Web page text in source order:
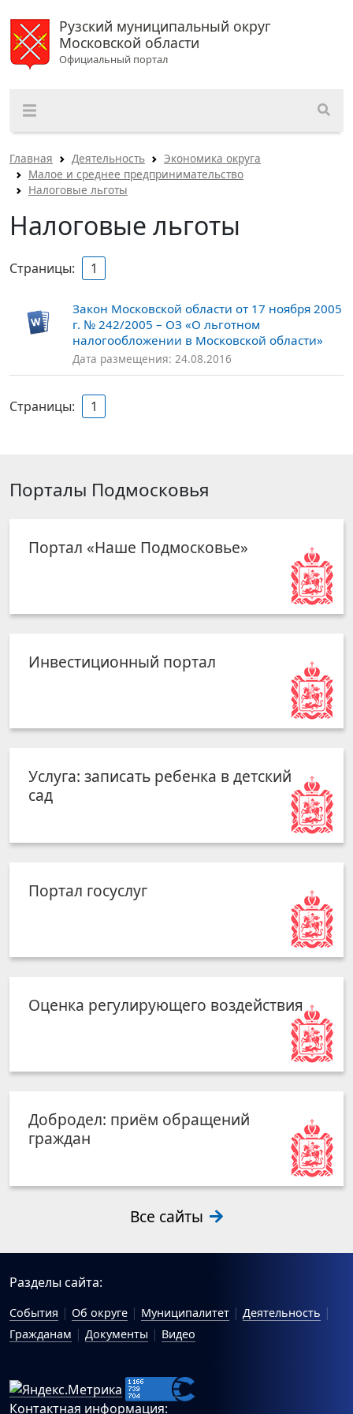
Рузский муниципальный округ
Московской области
Официальный портал
Главная Деятельность
Экономика округа
Малое и среднее предпринимательство
Налоговые льготы
Налоговые льготы
Страницы: 1
Закон Московской области от 17 ноября 2005
г. № 242/2005 – ОЗ «О льготном
налогообложении в Московской области»
Дата размещения: 24.08.2016
Страницы: 1
Порталы Подмосковья
Портал «Наше Подмосковье»
Инвестиционный портал
Услуга: записать ребенка в детский
сад
Портал госуслуг
Оценка регулирующего воздействия
Добродел: приём обращений
граждан
Все сайты
Разделы сайта:
События Об округе Муниципалитет
Деятельность
Гражданам
Документы Видео
Контактная информация: